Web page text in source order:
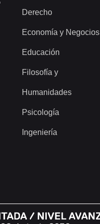
Derecho
Economía y Negocios
Educación
Filosofía y
Humanidades
Psicología
Ingeniería